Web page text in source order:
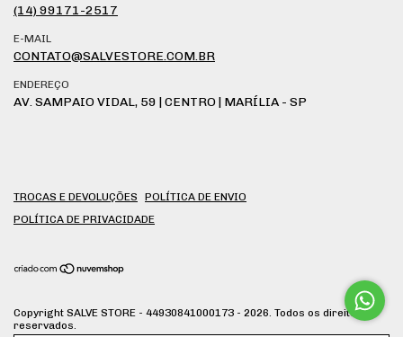
(14) 99171-2517
E-MAIL
CONTATO@SALVESTORE.COM.BR
ENDEREÇO
AV. SAMPAIO VIDAL, 59 | CENTRO | MARÍLIA - SP
TROCAS E DEVOLUÇÕES
POLÍTICA DE ENVIO
POLÍTICA DE PRIVACIDADE
Copyright SALVE STORE - 44930841000173 - 2026. Todos os direitos
reservados.